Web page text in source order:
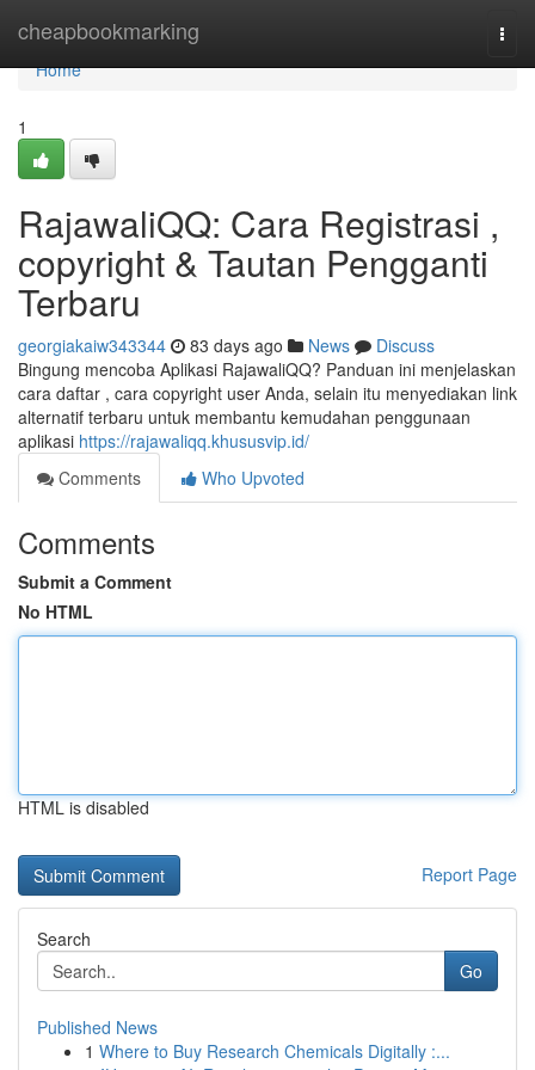
cheapbookmarking
Home
Home
1
RajawaliQQ: Cara Registrasi ,
copyright & Tautan Pengganti
Terbaru
georgiakaiw343344 83 days ago News
Discuss
Bingung mencoba Aplikasi RajawaliQQ? Panduan ini menjelaskan
cara daftar , cara copyright user Anda, selain itu menyediakan link
alternatif terbaru untuk membantu kemudahan penggunaan
aplikasi https://rajawaliqq.khususvip.id/
Comments
Who Upvoted
Comments
Submit a Comment
No HTML
HTML is disabled
Report Page
Search
Go
Published News
1 Where to Buy Research Chemicals Digitally :...